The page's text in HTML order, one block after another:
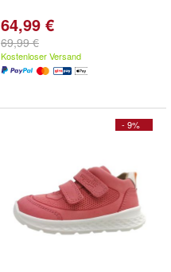
64,99 €
69,99 €
Kostenloser Versand
- 9%